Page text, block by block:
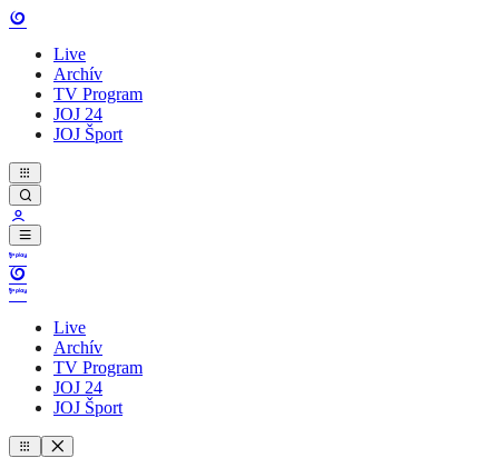
Live
Archív
TV Program
JOJ 24
JOJ Šport
Live
Archív
TV Program
JOJ 24
JOJ Šport